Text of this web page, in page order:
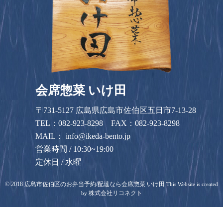
会席惣菜 いけ田
〒731-5127 広島県広島市佐伯区五日市7-13-28
TEL：082-923-8298 FAX：082-923-8298
MAIL：info@ikeda-bento.jp
営業時間 / 10:30~19:00
定休日 / 水曜
© 2018 広島市佐伯区のお弁当予約/配達なら会席惣菜 いけ田 This Website is created
by 株式会社リコネクト